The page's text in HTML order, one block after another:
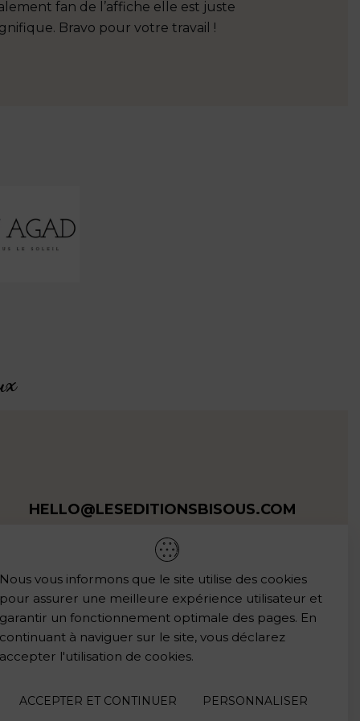
fan de l’affiche elle est juste
Bravo pour votre travail !
HELLO@LESEDITIONSBISOUS.COM
LES REVENDEURS
Vous aimez mon univers ?
Les points de vente
Nous vous informons que le site utilise des cookies
pour assurer une meilleure expérience utilisateur et
garantir un fonctionnement optimale des pages. En
continuant à naviguer sur le site, vous déclarez
accepter l'utilisation de cookies.
PERSONNALISER
ACCEPTER ET CONTINUER